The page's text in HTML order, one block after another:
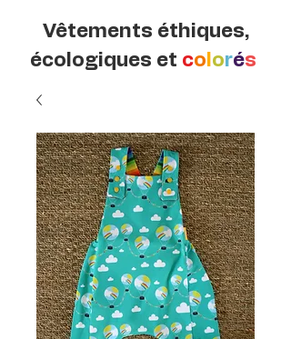
Vêtements éthiques,
écologiques et co orés